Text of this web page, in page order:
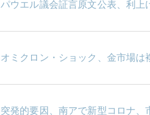
パウエル議会証言原文公表、利上
オミクロン・ショック、金市場は
突発的要因、南アで新型コロナ、